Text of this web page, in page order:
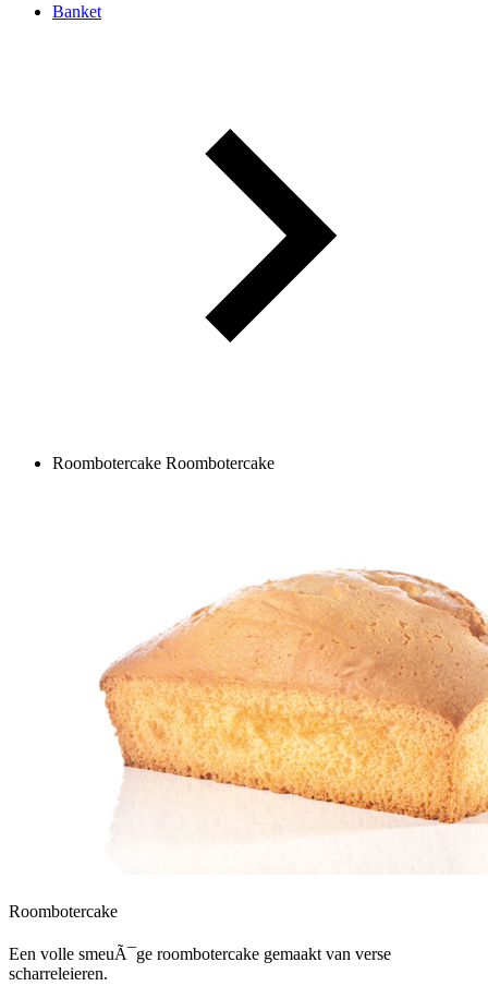
Banket
Roombotercake Roombotercake
Roombotercake
Een volle smeuÃ¯ge roombotercake gemaakt van verse
scharreleieren.